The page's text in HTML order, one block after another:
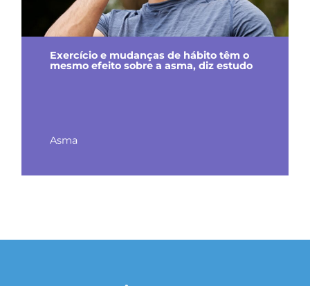
Exercício e mudanças de hábito têm o
mesmo efeito sobre a asma, diz estudo
Asma